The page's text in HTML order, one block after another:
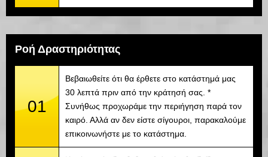
Ροή Δραστηριότητας
01
Βεβαιωθείτε ότι θα έρθετε στο κατάστημά μας
30 λεπτά πριν από την κράτησή σας. *
Συνήθως προχωράμε την περιήγηση παρά τον
καιρό. Αλλά αν δεν είστε σίγουροι, παρακαλούμε
επικοινωνήστε με το κατάστημα.